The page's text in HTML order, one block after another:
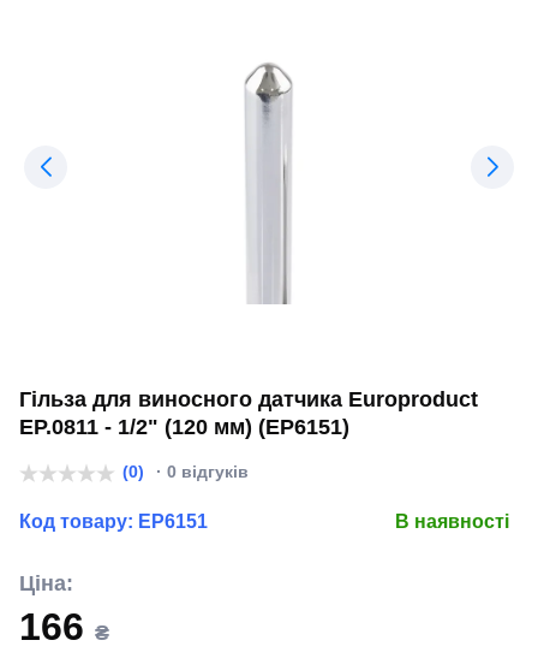
Гільза для виносного датчика Europroduct
EP.0811 - 1/2" (120 мм) (EP6151)
(0) · 0 відгуків
Код товару: EP6151 В наявності
Ціна:
166 ₴